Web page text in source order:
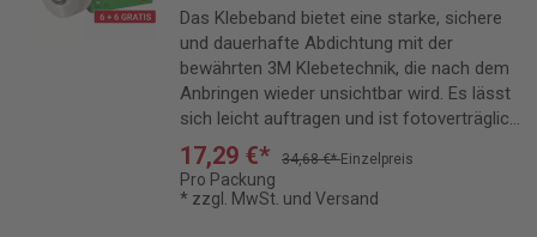
Das Klebeband bietet eine starke, sichere
und dauerhafte Abdichtung mit der
bewährten 3M Klebetechnik, die nach dem
Anbringen wieder unsichtbar wird. Es lässt
sich leicht auftragen und ist fotoverträglich,
trocknet nicht aus und vergilbt nicht mit der
Zeit.
17,29 €* 34,68 €*Einzelpreis
Pro Packung
* zzgl. MwSt. und Versand